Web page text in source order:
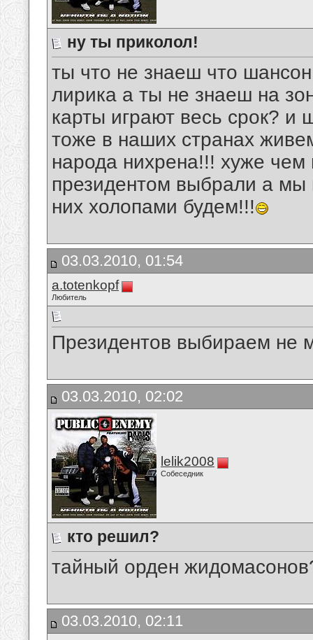
ну ты приколол!
ты что не знаеш что
лирика а ты не знаеш на
карты играют весь срок?
тоже в наших странах
народа нихрена!!! хуже чем
президентом выбрали а мы
них холопами будем!!!
03.03.2010, 01:54
a.totenkopf
Любитель
Президентов выбираем не
03.03.2010, 02:02
lelik2008
Собеседник
кто решил?
тайный орден
03.03.2010, 02:11